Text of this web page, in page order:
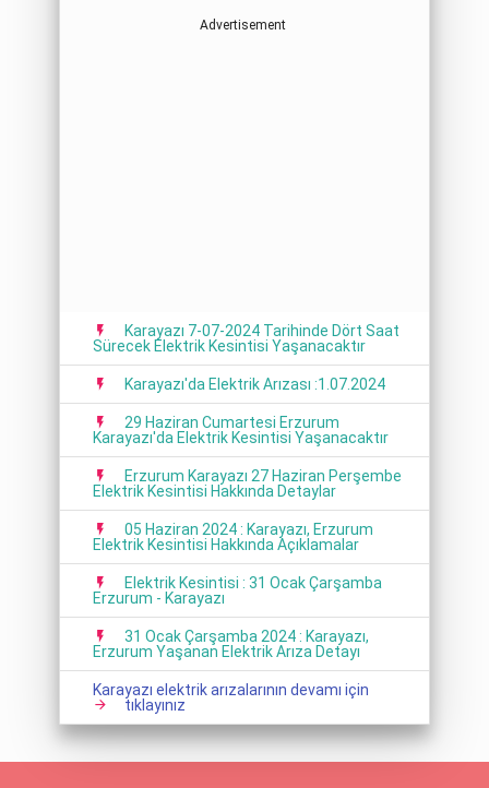
Advertisement
Karayazı 7-07-2024 Tarihinde Dört Saat
Sürecek Elektrik Kesintisi Yaşanacaktır
Karayazı'da Elektrik Arızası :1.07.2024
29 Haziran Cumartesi Erzurum
Karayazı'da Elektrik Kesintisi Yaşanacaktır
Erzurum Karayazı 27 Haziran Perşembe
Elektrik Kesintisi Hakkında Detaylar
05 Haziran 2024 : Karayazı, Erzurum
Elektrik Kesintisi Hakkında Açıklamalar
Elektrik Kesintisi : 31 Ocak Çarşamba
Erzurum - Karayazı
31 Ocak Çarşamba 2024 : Karayazı,
Erzurum Yaşanan Elektrik Arıza Detayı
Karayazı elektrik arızalarının devamı için
tıklayınız